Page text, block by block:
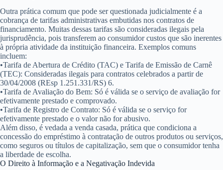
Outra prática comum que pode ser questionada judicialmente é a
cobrança de tarifas administrativas embutidas nos contratos de
financiamento. Muitas dessas tarifas são consideradas ilegais pela
jurisprudência, pois transferem ao consumidor custos que são inerentes
à própria atividade da instituição financeira. Exemplos comuns
incluem:
•Tarifa de Abertura de Crédito (TAC) e Tarifa de Emissão de Carnê
(TEC): Consideradas ilegais para contratos celebrados a partir de
30/04/2008 (REsp 1.251.331/RS) 6.
•Tarifa de Avaliação do Bem: Só é válida se o serviço de avaliação for
efetivamente prestado e comprovado.
•Tarifa de Registro de Contrato: Só é válida se o serviço for
efetivamente prestado e o valor não for abusivo.
Além disso, é vedada a venda casada, prática que condiciona a
concessão do empréstimo à contratação de outros produtos ou serviços,
como seguros ou títulos de capitalização, sem que o consumidor tenha
a liberdade de escolha.
O Direito à Informação e a Negativação Indevida